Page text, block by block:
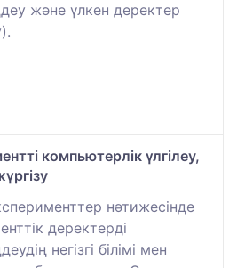
және үлкен деректер
компьютерлік үлгілеу,
нәтижесінде
деректерді
негізгі білімі мен